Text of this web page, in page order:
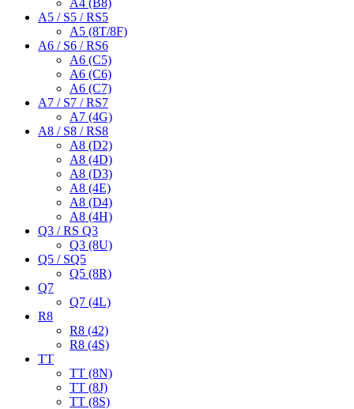
A4 (B8)
A5 / S5 / RS5
A5 (8T/8F)
A6 / S6 / RS6
A6 (C5)
A6 (C6)
A6 (C7)
A7 / S7 / RS7
A7 (4G)
A8 / S8 / RS8
A8 (D2)
A8 (4D)
A8 (D3)
A8 (4E)
A8 (D4)
A8 (4H)
Q3 / RS Q3
Q3 (8U)
Q5 / SQ5
Q5 (8R)
Q7
Q7 (4L)
R8
R8 (42)
R8 (4S)
TT
TT (8N)
TT (8J)
TT (8S)